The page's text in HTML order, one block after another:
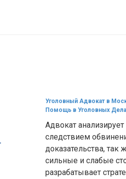
Уголовный Адвокат в
Помощь в Уголовных
Адвокат
следствием
доказательства, так
сильные и слабые
разрабатывает